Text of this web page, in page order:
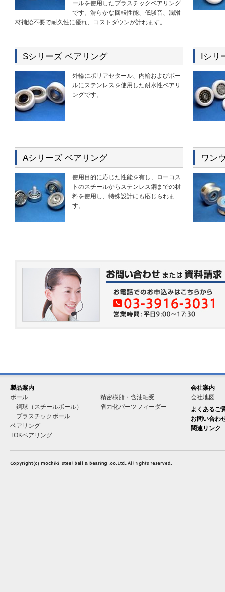
ールを使用したプラスチックベアリング
です。滑らかな回転性能、低騒音、潤滑
材補給不要で耐久性に優れ、コストダウンが計れます。
Sシリーズ ベアリング
外輪にポリアセタール、内輪およびボー
ルにステンレスを使用した耐水性ベアリ
ングです。
Iシリ
Aシリーズ ベアリング
使用目的に応じた性能を有し、ローコス
トのスチールからステンレス鋼までの材
料を使用し、特殊設計にも応じられま
す。
ワン
製品案内
ボール
鋼球（スチールボール）
プラスチックボール
ベアリング
TOKベアリング
精密樹脂・含油軸受
省力化パーツフィーダー
会社案内
会社地図
よくあるご
お問い合わ
関連リンク